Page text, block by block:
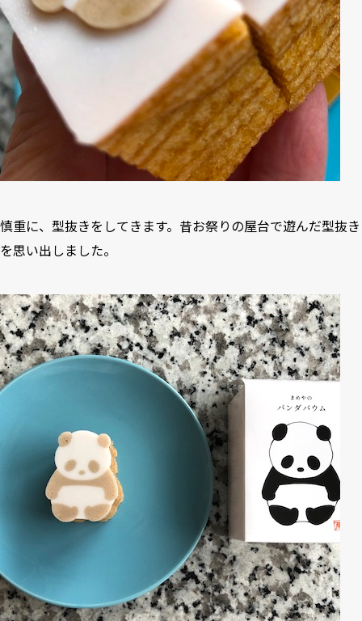
慎重に、型抜きをしてきます。昔お祭りの屋台で遊んだ型抜き
を思い出しました。